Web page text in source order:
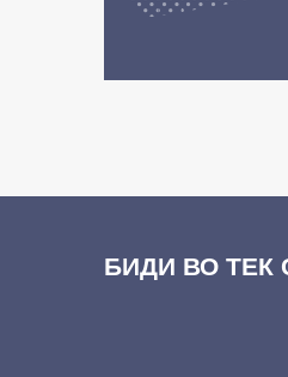
БИДИ ВО ТЕК